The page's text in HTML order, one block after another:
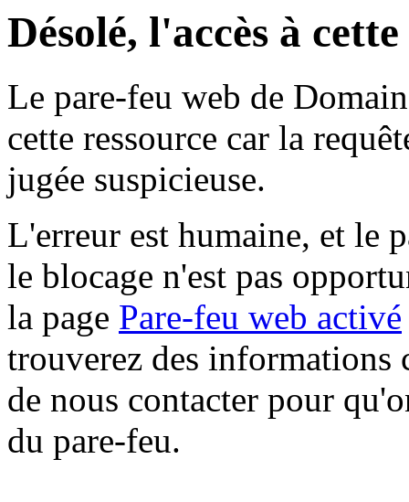
Désolé, l'accès à
Le pare-feu web de
cette ressource car la
jugée suspicieuse.
L'erreur est humaine, et le
le blocage n'est pas
la page Pare-feu web activé
trouverez des informations
de nous contacter pour
du pare-feu.